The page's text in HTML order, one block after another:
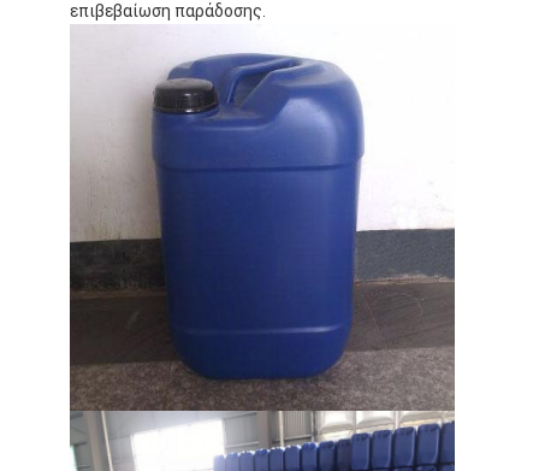
επιβεβαίωση παράδοσης.